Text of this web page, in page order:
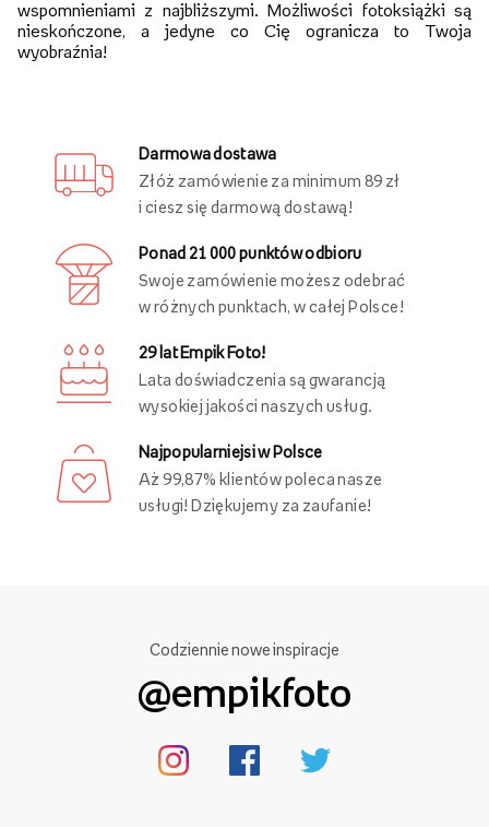
wspomnieniami z najbliższymi. Możliwości fotoksiążki są
nieskończone, a jedyne co Cię ogranicza to Twoja
wyobraźnia!
Darmowa dostawa
Złóż zamówienie za minimum 89 zł
i ciesz się darmową dostawą!
Ponad 21 000 punktów odbioru
Swoje zamówienie możesz odebrać
w różnych punktach, w całej Polsce!
29 lat Empik Foto!
Lata doświadczenia są gwarancją
wysokiej jakości naszych usług.
Najpopularniejsi w Polsce
Aż 99,87% klientów poleca nasze
usługi! Dziękujemy za zaufanie!
Codziennie nowe inspiracje
@empikfoto